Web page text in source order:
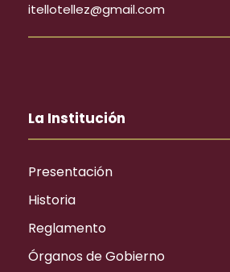
itellotellez@gmail.com
La Institución
Presentación
Historia
Reglamento
Órganos de Gobierno